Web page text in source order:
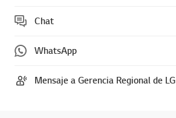
Chat
WhatsApp
Mensaje a Gerencia Regional de LG